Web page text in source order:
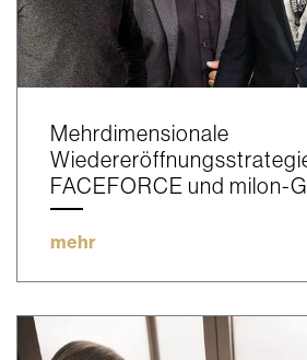
Mehrdimensionale
FACEFORCE und milon-
mehr